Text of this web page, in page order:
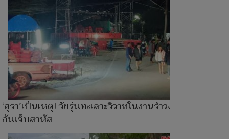
‘สุรา’เป็นเหตุ! วัยรุ่นทะเลาะวิวาทในงานรำวง แทง
กันเจ็บสาหัส